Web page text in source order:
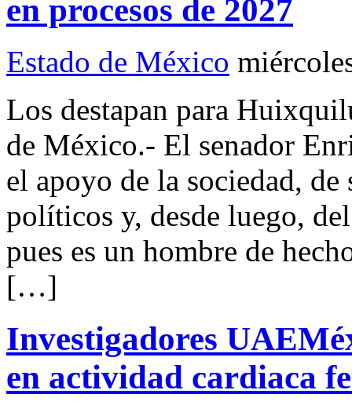
en procesos de 2027
Estado de México
Los destapan para
de México.- El senador
el apoyo de la sociedad,
políticos y, desde luego,
pues es un hombre de
[…]
Investigadores
en actividad cardiaca